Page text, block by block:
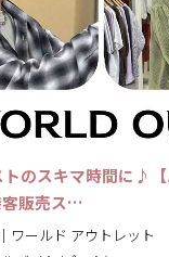
のスキマ時間に♪
客販売ス…
ワールド アウトレット